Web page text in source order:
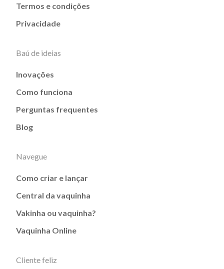
Termos e condições
Privacidade
Baú de ideias
Inovações
Como funciona
Perguntas frequentes
Blog
Navegue
Como criar e lançar
Central da vaquinha
Vakinha ou vaquinha?
Vaquinha Online
Cliente feliz